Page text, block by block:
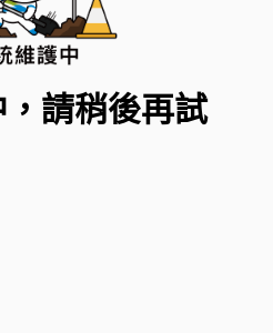
請稍後再試